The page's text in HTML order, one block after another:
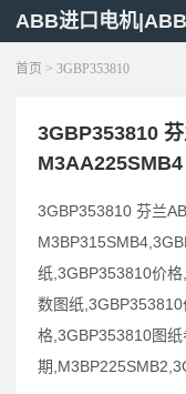
ABB进口电机
首页 > 3GBP353810
3GBP353810
M3AA225SMB4
3GBP353810 芬兰
纸,3GBP353810价
数图纸
格,3GBP353810图
期